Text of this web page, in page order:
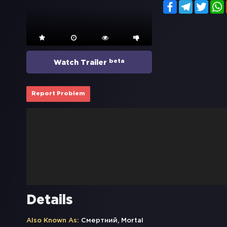
Watch Trailer beta
FacebookTelegram
Report Problem
Details
Also Known As: Смертний, Mortal